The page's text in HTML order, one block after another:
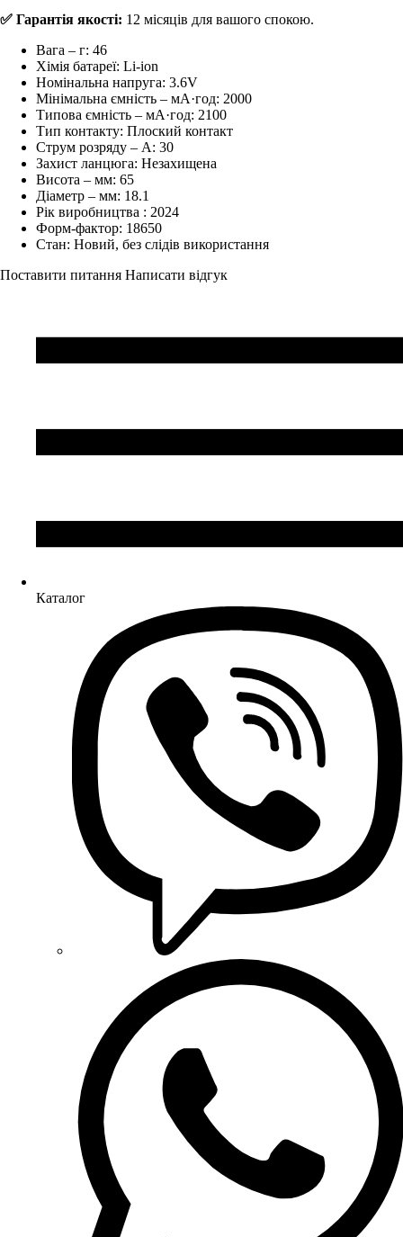
✅ Гарантія якості: 12 місяців для вашого спокою.
Вага – г: 46
Хімія батареї: Li-ion
Номінальна напруга: 3.6V
Мінімальна ємність – мА·год: 2000
Типова ємність – мА·год: 2100
Тип контакту: Плоский контакт
Струм розряду – А: 30
Захист ланцюга: Незахищена
Висота – мм: 65
Діаметр – мм: 18.1
Рік виробництва : 2024
Форм-фактор: 18650
Стан: Новий, без слідів використання
Поставити питання Написати відгук
Каталог